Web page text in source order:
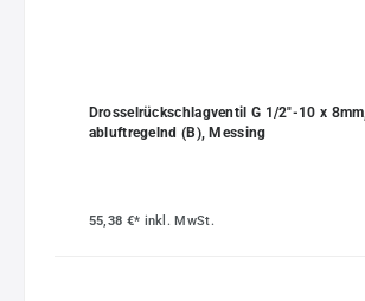
Drosselrückschlagventil G 1/2"-10 x 8mm,
abluftregelnd (B), Messing
55,38 €* inkl. MwSt.